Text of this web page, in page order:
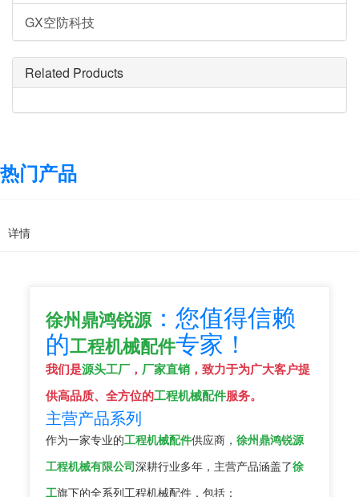
GX空防科技
Related Products
热门产品
详情
徐州鼎鸿锐源：您值得信赖
的工程机械配件专家！
我们是源头工厂， 厂家直销，致力于为广大客户提
供高品质、全方位的工程机械配件服务。
主营产品系列
作为一家专业的工程机械配件供应商， 徐州鼎鸿锐源
工程机械有限公司深耕行业多年，主营产品涵盖了徐
工旗下的全系列工程机械配件，包括：